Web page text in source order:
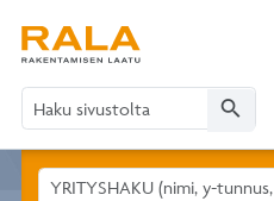
search